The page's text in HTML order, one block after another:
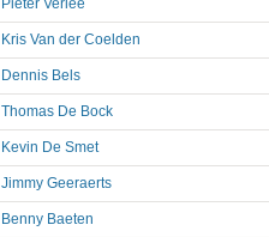
Pieter Verlee
Kris Van der Coelden
Dennis Bels
Thomas De Bock
Kevin De Smet
Jimmy Geeraerts
Benny Baeten